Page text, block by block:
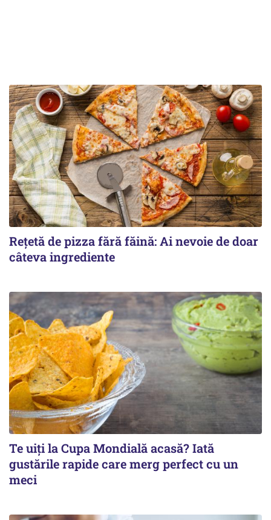
Rețetă de pizza fără făină: Ai nevoie de doar
câteva ingrediente
Te uiți la Cupa Mondială acasă? Iată
gustările rapide care merg perfect cu un
meci